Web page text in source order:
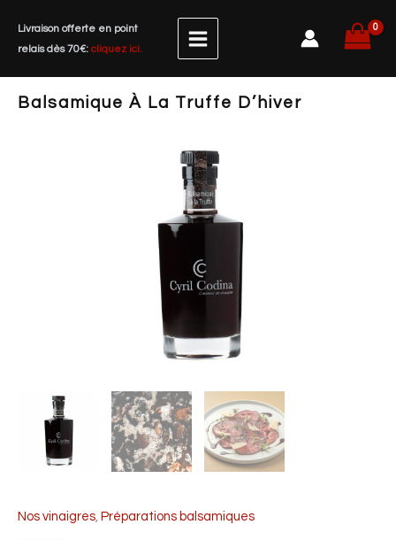
contenu
Livraison offerte en point
relais dès 70€: cliquez ici.
Balsamique À La Truffe D’hiver
Nos vinaigres Préparations balsamiques